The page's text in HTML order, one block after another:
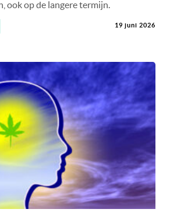
ook op de langere termijn.
19 juni 2026